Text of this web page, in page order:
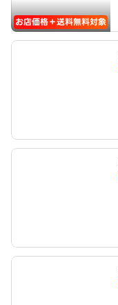
お店価格＋送料無料対象